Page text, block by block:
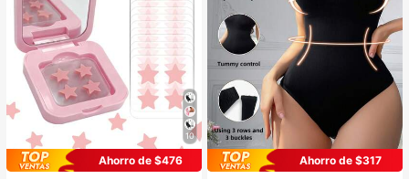
10
Ahorro de $476
Ahorro de $317
#1 Más vendidos
en Casual-Cómodo Bodys moldeadores para mujer